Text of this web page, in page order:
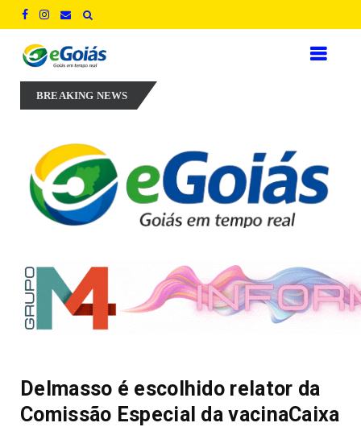
BREAKING NEWS
dos Peritos: um grito por justiça e valorização no coração do
Delmasso é escolhido relator da
Comissão Especial da vacinaCaixa